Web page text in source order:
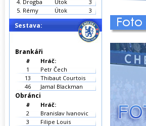
4. Drogba Útok
3
5. Rémy Útok 3
Sestava:
Brankáři
#
Hráč:
1
Petr Čech
13
Thibaut Courtois
46
Jamal Blackman
Obránci
#
Hráč:
2
Branislav Ivanovic
3
Filipe Louis